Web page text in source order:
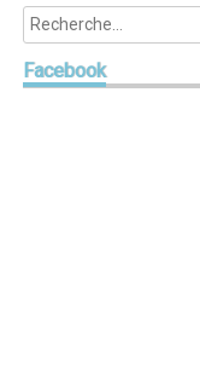
Facebook